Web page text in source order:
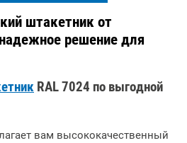
штакетник от
решение для
RAL 7024 по выгодной
вам высококачественный